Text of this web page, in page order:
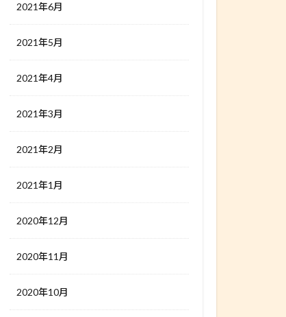
2021年6月
2021年5月
2021年4月
2021年3月
2021年2月
2021年1月
2020年12月
2020年11月
2020年10月